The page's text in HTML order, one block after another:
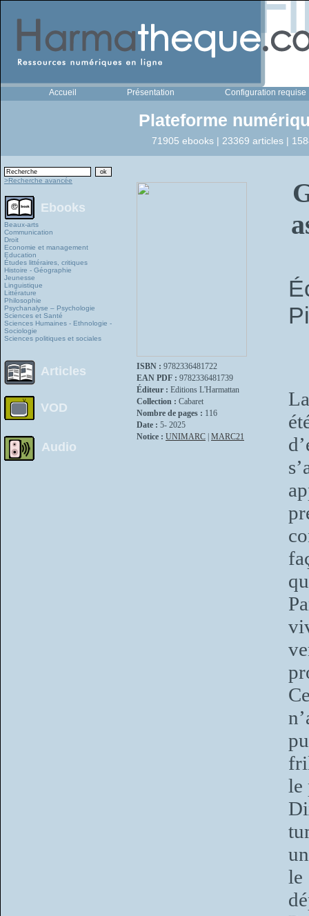
Accueil Présentation Configuration requise
Plateforme
71905 ebooks | 23369 articles |
>Recherche avancée
Ebooks
Beaux-arts
Communication
Droit
Economie et management
Education
Études littéraires, critiques
Histoire - Géographie
Jeunesse
Linguistique
Littérature
Philosophie
Psychanalyse – Psychologie
Sciences et Santé
Sciences Humaines - Ethnologie -
Sociologie
Sciences politiques et sociales
Articles
VOD
Audio
ISBN : 9782336481722
EAN PDF : 9782336481739
Éditeur : Editions L'Harmattan
Collection : Cabaret
Nombre de pages : 116
Date : 5- 2025
Notice : UNIMARC MARC21
le
le